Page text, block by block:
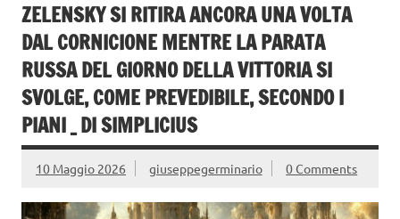
ZELENSKY SI RITIRA ANCORA UNA VOLTA
DAL CORNICIONE MENTRE LA PARATA
RUSSA DEL GIORNO DELLA VITTORIA SI
SVOLGE, COME PREVEDIBILE, SECONDO I
PIANI _ DI SIMPLICIUS
10 Maggio 2026 giuseppegerminario 0 Comments